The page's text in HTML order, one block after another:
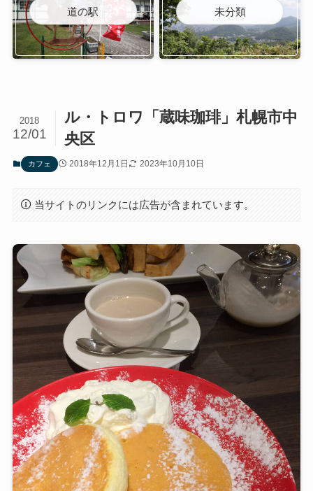
道の駅 未分類
ル・トロワ「蔵味珈琲」札幌市中
央区
2018
12/01
カフェ 2018年12月1日 2023年10月10日
当サイトのリンクには広告が含まれています。